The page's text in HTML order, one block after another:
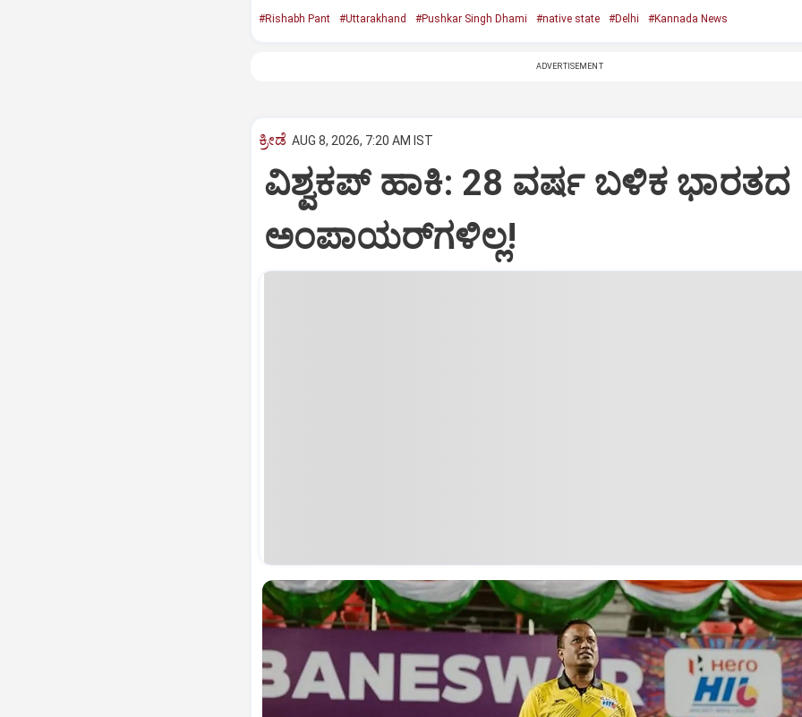
#Rishabh Pant #Uttarakhand #Pushkar Singh Dhami #native state #Delhi #Kannada News
ADVERTISEMENT
ಕ್ರೀಡೆ AUG 8, 2026, 7:20 AM IST
ವಿಶ್ವಕಪ್‌ ಹಾಕಿ: 28 ವರ್ಷ ಬಳಿಕ ಭಾರತದ
ಅಂಪಾಯರ್‌ಗಳಿಲ್ಲ!